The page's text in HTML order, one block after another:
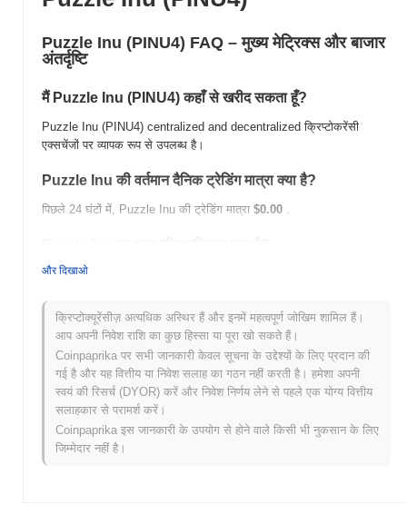
Puzzle Inu (PINU4) FAQ – मुख्य मेट्रिक्स और बाजार
अंतर्दृष्टि
मैं Puzzle Inu (PINU4) कहाँ से खरीद सकता हूँ?
Puzzle Inu (PINU4) centralized and decentralized क्रिप्टोकरेंसी
एक्सचेंजों पर व्यापक रूप से उपलब्ध है।
Puzzle Inu की वर्तमान दैनिक ट्रेडिंग मात्रा क्या है?
पिछले 24 घंटों में, Puzzle Inu की ट्रेडिंग मात्रा $0.00 .
सर्वकालिक उच्च (ATH):
Puzzle Inu वर्तमान में अपने ATH से~3.66%नीचे कारोबार कर रहा है .
व्यापक क्रिप्टो बाजार की तुलना में Puzzle Inu कैसा प्रदर्शन कर
रहा है?
पिछले 7 दिनों में, Puzzle Inu ने
0.28%की गिरावट दर्ज की से बेहतर प्रदर्शन किया। यह व्यापक बाजार गति के
सापेक्ष PINU4 की मूल्य कार्रवाई में मजबूत प्रदर्शन का संकेत देता है।
और दिखाओ
क्रिप्टोक्यूरेंसीज़ अत्यधिक अस्थिर हैं और इनमें महत्वपूर्ण जोखिम शामिल हैं।
आप अपनी निवेश राशि का कुछ हिस्सा या पूरा खो सकते हैं।
Coinpaprika पर सभी जानकारी केवल सूचना के उद्देश्यों के लिए प्रदान की
गई है और यह वित्तीय या निवेश सलाह का गठन नहीं करती है। हमेशा अपनी
स्वयं की रिसर्च (DYOR) करें और निवेश निर्णय लेने से पहले एक योग्य वित्तीय
सलाहकार से परामर्श करें।
Coinpaprika इस जानकारी के उपयोग से होने वाले किसी भी नुकसान के लिए
जिम्मेदार नहीं है।